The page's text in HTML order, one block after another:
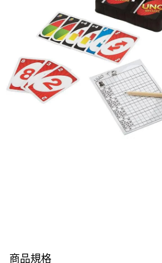
商品規格